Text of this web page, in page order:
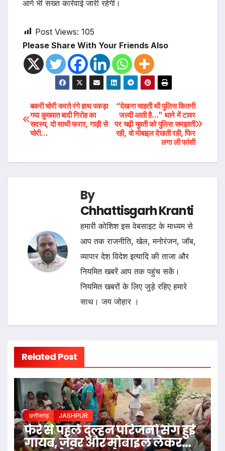
आगे भी सख्त कार्रवाई जारी रहेगी।
Post Views: 105
Please Share With Your Friends Also
Post
navigation
“देखना चाहती थी पुलिस कितनी
जल्दी आती है…” थाने में टावर
पर चढ़ी युवती को पुलिस समझाती
रही, वो मोबाइल देखती रही, फिर
लगा ली फांसी
बकरी चोरी करते रंगे हाथ पकड़ा
गया कुख्यात बादी गिरोह का
सदस्य, दो साथी फरार, गाड़ी से
चोरी…
By
Chhattisgarh Kranti
हमारी कोशिश इस वेबसाइट के माध्यम से
आप तक राजनीति, खेल, मनोरंजन, जॉब,
व्यापार देश विदेश इत्यादि की ताजा और
नियमित खबरें आप तक पहुंच सकें।
नियमित खबरों के लिए जुड़े रहिए हमारे
साथ। जय जोहार ।
Related Post
छत्तीसगढ़ JASHPUR
फेरे से पहले दुल्हन परिजनों संग हुई
गायब, जेवर और मोबाइल लेकर